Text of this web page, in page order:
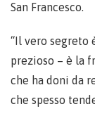
San Francesco.
“Il vero segreto
prezioso – è la
che ha doni da
che spesso